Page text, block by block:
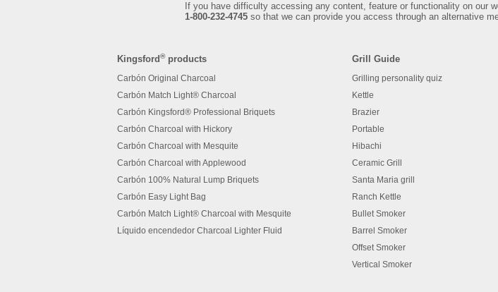
Kingsford®products
Carbón Original Charcoal
Carbón Match Light® Charcoal
Carbón Kingsford® Professional Briquets
Carbón Charcoal with Hickory
Carbón Charcoal with Mesquite
Carbón Charcoal with Applewood
Carbón 100% Natural Lump Briquets
Carbón Easy Light Bag
Carbón Match Light® Charcoal with Mesquite
Líquido encendedor Charcoal Lighter Fluid
Grill Guide
Grilling personality quiz
Kettle
Brazier
Portable
Hibachi
Ceramic Grill
Santa Maria grill
Ranch Kettle
Bullet Smoker
Barrel Smoker
Offset Smoker
Vertical Smoker
If you have difficulty accessing any content, feature or functionality on our
1-800-232-4745 so that we can provide you access through an alternative